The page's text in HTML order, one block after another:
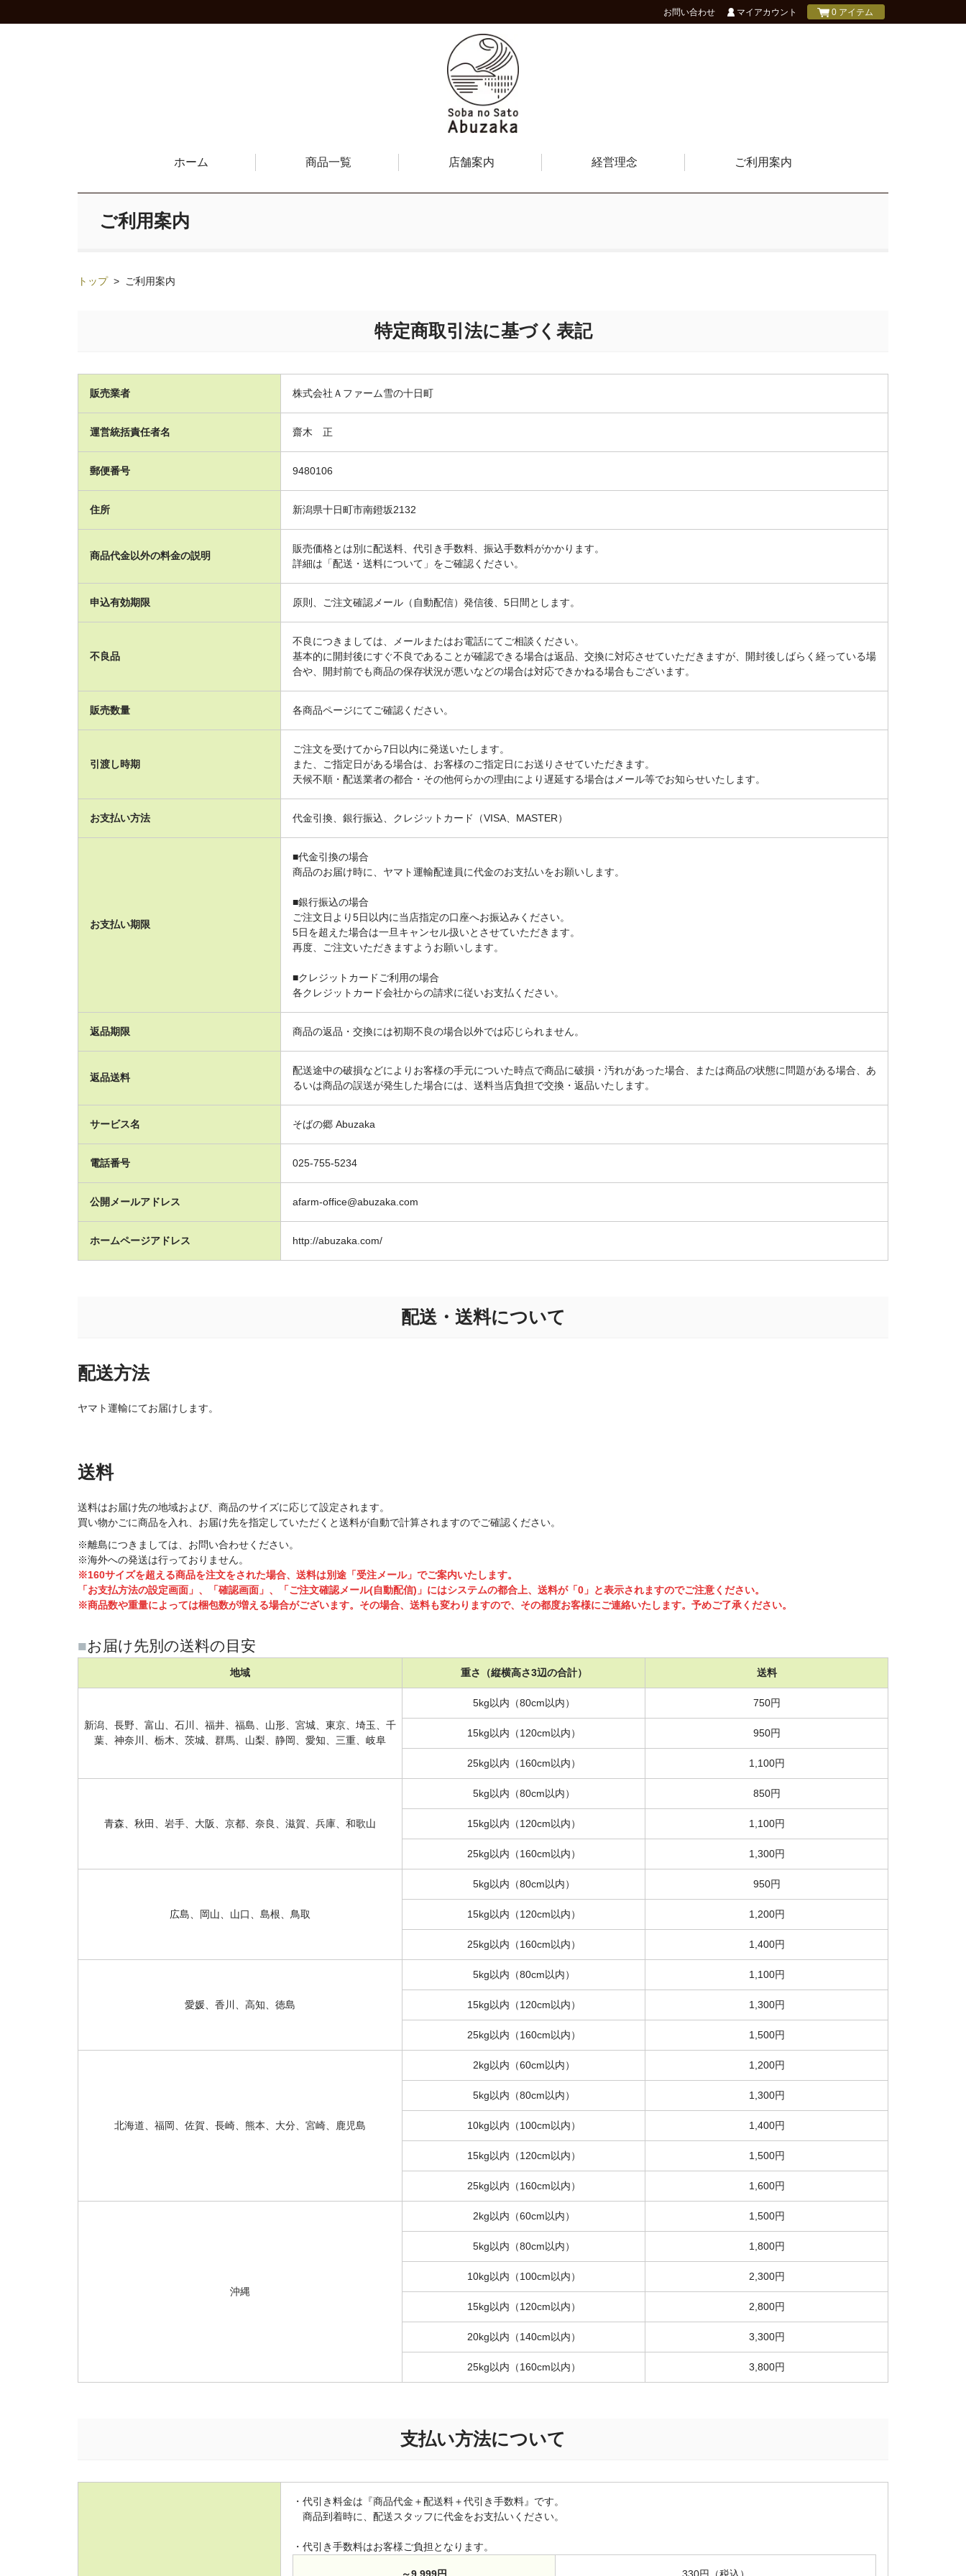
お問い合わせ マイアカウント 0 アイテム
ホーム 商品一覧 店舗案内 経営理念 ご利用案内
ご利用案内
トップ> ご利用案内
特定商取引法に基づく表記
販売業者 株式会社Ａファーム雪の十日町
運営統括責任者名 齋木 正
郵便番号 9480106
住所 新潟県十日町市南鐙坂2132
商品代金以外の料金の説明
販売価格とは別に配送料、代引き手数料、振込手数料がかかります。
詳細は 「配送・送料について」 をご確認ください。
申込有効期限 原則、ご注文確認メール（自動配信）発信後、5日間とします。
不良品
不良につきましては、メールまたはお電話にてご相談ください。
基本的に開封後にすぐ不良であることが確認できる場合は返品、交換に対応させていただきますが、開封後しばらく経っている場
合や、開封前でも商品の保存状況が悪いなどの場合は対応できかねる場合もございます。
販売数量 各商品ページにてご確認ください。
引渡し時期
ご注文を受けてから7日以内に発送いたします。
また、ご指定日がある場合は、お客様のご指定日にお送りさせていただきます。
天候不順・配送業者の都合・その他何らかの理由により遅延する場合はメール等でお知らせいたします。
お支払い方法 代金引換、銀行振込、クレジットカード（VISA、MASTER）
お支払い期限
■代金引換の場合
商品のお届け時に、ヤマト運輸配達員に代金のお支払いをお願いします。
■銀行振込の場合
ご注文日より5日以内に当店指定の口座へお振込みください。
5日を超えた場合は一旦キャンセル扱いとさせていただきます。
再度、ご注文いただきますようお願いします。
■クレジットカードご利用の場合
各クレジットカード会社からの請求に従いお支払ください。
返品期限 商品の返品・交換には初期不良の場合以外では応じられません。
返品送料
配送途中の破損などによりお客様の手元についた時点で商品に破損・汚れがあった場合、または商品の状態に問題がある場合、あ
るいは商品の誤送が発生した場合には、送料当店負担で交換・返品いたします。
サービス名 そばの郷 Abuzaka
電話番号 025-755-5234
公開メールアドレス afarm-office@abuzaka.com
ホームページアドレス http://abuzaka.com/
配送・送料について
配送方法
ヤマト運輸にてお届けします。
送料
送料はお届け先の地域および、商品のサイズに応じて設定されます。
買い物かごに商品を入れ、お届け先を指定していただくと送料が自動で計算されますのでご確認ください。
※離島につきましては、お問い合わせください。
※海外への発送は行っておりません。
※160サイズを超える商品を注文をされた場合、送料は別途「受注メール」でご案内いたします。
「お支払方法の設定画面」、「確認画面」、「ご注文確認メール(自動配信)」にはシステムの都合上、送料が「0」と表示されますのでご注意ください。
※商品数や重量によっては梱包数が増える場合がございます。その場合、送料も変わりますので、その都度お客様にご連絡いたします。予めご了承ください。
■お届け先別の送料の目安
地域 重さ（縦横高さ3辺の合計） 送料
新潟、長野、富山、石川、福井、福島、山形、宮城、東京、埼玉、千
葉、神奈川、栃木、茨城、群馬、山梨、静岡、愛知、三重、岐阜
5kg以内（80cm以内） 750円
15kg以内（120cm以内） 950円
25kg以内（160cm以内） 1,100円
青森、秋田、岩手、大阪、京都、奈良、滋賀、兵庫、和歌山
5kg以内（80cm以内） 850円
15kg以内（120cm以内） 1,100円
25kg以内（160cm以内） 1,300円
広島、岡山、山口、島根、鳥取
5kg以内（80cm以内） 950円
15kg以内（120cm以内） 1,200円
25kg以内（160cm以内） 1,400円
愛媛、香川、高知、徳島
5kg以内（80cm以内） 1,100円
15kg以内（120cm以内） 1,300円
25kg以内（160cm以内） 1,500円
北海道、福岡、佐賀、長崎、熊本、大分、宮崎、鹿児島
2kg以内（60cm以内） 1,200円
5kg以内（80cm以内） 1,300円
10kg以内（100cm以内） 1,400円
15kg以内（120cm以内） 1,500円
25kg以内（160cm以内） 1,600円
沖縄
2kg以内（60cm以内） 1,500円
5kg以内（80cm以内） 1,800円
10kg以内（100cm以内） 2,300円
15kg以内（120cm以内） 2,800円
20kg以内（140cm以内） 3,300円
25kg以内（160cm以内） 3,800円
支払い方法について
・代引き料金は『商品代金＋配送料＋代引き手数料』です。
商品到着時に、配送スタッフに代金をお支払いください。
・代引き手数料はお客様ご負担となります。